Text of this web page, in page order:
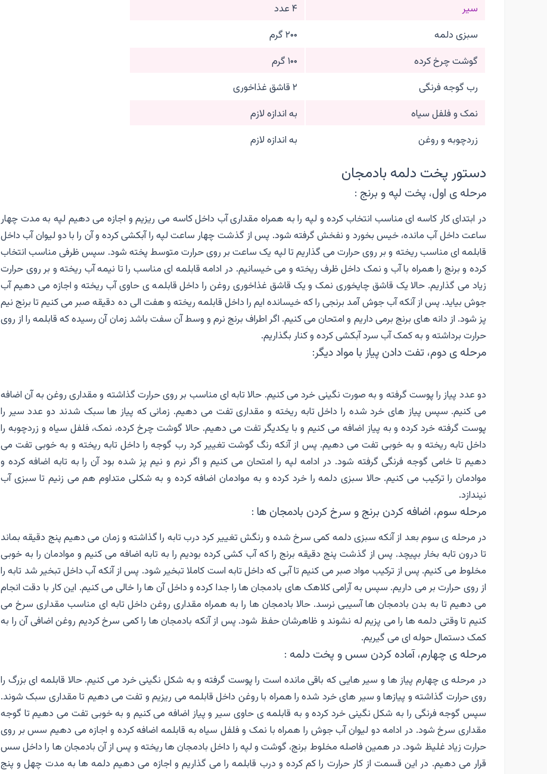
سیر
۴ عدد
سبزی دلمه
۲۰۰ گرم
گوشت چرخ کرده
۱۰۰ گرم
رب گوجه فرنگی
۲ قاشق غذاخوری
نمک و فلفل سیاه
به اندازه لازم
زردچوبه و روغن
به اندازه لازم
دستور پخت دلمه بادمجان
مرحله ی اول، پخت لپه و برنج :
در ابتدای کار کاسه ای مناسب انتخاب کرده و لپه را به همراه مقداری آب داخل کاسه می ریزیم و اجازه می دهیم لپه به مدت چهار
ساعت داخل آب مانده، خیس بخورد و نفخش گرفته شود. پس از گذشت چهار ساعت لپه را آبکشی کرده و آن را با دو لیوان آب داخل
قابلمه ای مناسب ریخته و بر روی حرارت می گذاریم تا لپه یک ساعت بر روی حرارت متوسط پخته شود. سپس ظرفی مناسب انتخاب
کرده و برنج را همراه با آب و نمک داخل ظرف ریخته و می خیسانیم. در ادامه قابلمه ای مناسب را تا نیمه آب ریخته و بر روی حرارت
زیاد می گذاریم. حالا یک قاشق چایخوری نمک و یک قاشق غذاخوری روغن را داخل قابلمه ی حاوی آب ریخته و اجازه می دهیم آب
جوش بیاید. پس از آنکه آب جوش آمد برنجی را که خیسانده ایم را داخل قابلمه ریخته و هفت الی ده دقیقه صبر می کنیم تا برنج نیم
پز شود. از دانه های برنج برمی داریم و امتحان می کنیم. اگر اطراف برنج نرم و وسط آن سفت باشد زمان آن رسیده که قابلمه را از روی
حرارت برداشته و به کمک آب سرد آبکشی کرده و کنار بگذاریم.
مرحله ی دوم، تفت دادن پیاز با مواد دیگر:
دو عدد پیاز را پوست گرفته و به صورت نگینی خرد می کنیم. حالا تابه ای مناسب بر روی حرارت گذاشته و مقداری روغن به آن اضافه
می کنیم. سپس پیاز های خرد شده را داخل تابه ریخته و مقداری تفت می دهیم. زمانی که پیاز ها سبک شدند دو عدد سیر را
پوست گرفته خرد کرده و به پیاز اضافه می کنیم و با یکدیگر تفت می دهیم. حالا گوشت چرخ کرده، نمک، فلفل سیاه و زردچوبه را
داخل تابه ریخته و به خوبی تفت می دهیم. پس از آنکه رنگ گوشت تغییر کرد رب گوجه را داخل تابه ریخته و به خوبی تفت می
دهیم تا خامی گوجه فرنگی گرفته شود. در ادامه لپه را امتحان می کنیم و اگر نرم و نیم پز شده بود آن را به تابه اضافه کرده و
موادمان را ترکیب می کنیم. حالا سبزی دلمه را خرد کرده و به موادمان اضافه کرده و به شکلی متداوم هم می زنیم تا سبزی آب
نیندازد.
مرحله سوم، اضافه کردن برنج و سرخ کردن بادمجان ها :
در مرحله ی سوم بعد از آنکه سبزی دلمه کمی سرخ شده و رنگش تغییر کرد درب تابه را گذاشته و زمان می دهیم پنج دقیقه بماند
تا درون تابه بخار بپیچد. پس از گذشت پنج دقیقه برنج را که آب کشی کرده بودیم را به تابه اضافه می کنیم و موادمان را به خوبی
مخلوط می کنیم. پس از ترکیب مواد صبر می کنیم تا آبی که داخل تابه است کاملا تبخیر شود. پس از آنکه آب داخل تبخیر شد تابه را
از روی حرارت بر می داریم. سپس به آرامی کلاهک های بادمجان ها را جدا کرده و داخل آن ها را خالی می کنیم. این کار با دقت انجام
می دهیم تا به بدن بادمجان ها آسیبی نرسد. حالا بادمجان ها را به همراه مقداری روغن داخل تابه ای مناسب مقداری سرخ می
کنیم تا وقتی دلمه ها را می پزیم له نشوند و ظاهرشان حفظ شود. پس از آنکه بادمجان ها را کمی سرخ کردیم روغن اضافی آن را به
کمک دستمال حوله ای می گیریم.
مرحله ی چهارم، آماده کردن سس و پخت دلمه :
در مرحله ی چهارم پیاز ها و سیر هایی که باقی مانده است را پوست گرفته و به شکل نگینی خرد می کنیم. حالا قابلمه ای بزرگ را
روی حرارت گذاشته و پیازها و سیر های خرد شده را همراه با روغن داخل قابلمه می ریزیم و تفت می دهیم تا مقداری سبک شوند.
سپس گوجه فرنگی را به شکل نگینی خرد کرده و به قابلمه ی حاوی سیر و پیاز اضافه می کنیم و به خوبی تفت می دهیم تا گوجه
مقداری سرخ شود. در ادامه دو لیوان آب جوش را همراه با نمک و فلفل سیاه به قابلمه اضافه کرده و اجازه می دهیم سس بر روی
حرارت زیاد غلیظ شود. در همین فاصله مخلوط برنج، گوشت و لپه را داخل بادمجان ها ریخته و پس از آن بادمجان ها را داخل سس
قرار می دهیم. در این قسمت از کار حرارت را کم کرده و درب قابلمه را می گذاریم و اجازه می دهیم دلمه ها به مدت چهل و پنج